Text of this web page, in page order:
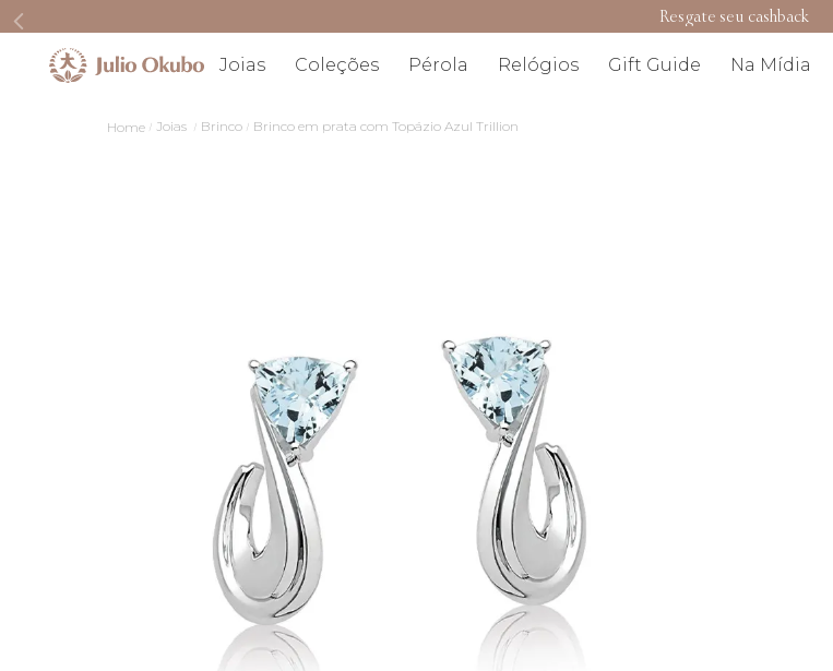
Resgate seu cashback
Joias Coleções Pérola Relógios Gift Guide Na Mídia
Joias Brinco Brinco em prata com Topázio Azul Trillion